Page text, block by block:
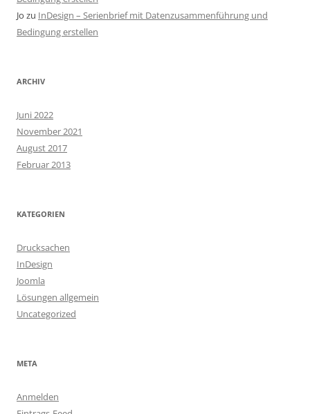
Jo zu InDesign – Serienbrief mit Datenzusammenführung und
Bedingung erstellen
ARCHIV
Juni 2022
November 2021
August 2017
Februar 2013
KATEGORIEN
Drucksachen
InDesign
Joomla
Lösungen allgemein
Uncategorized
META
Anmelden